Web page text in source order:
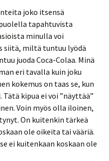
joko itsensä
tapahtuvista
minulla voi
siitä, miltä tuntuu lyödä
juoda Coca-Colaa. Minä
eri tavalla kuin joku
kokemus on taas se, kun
kipua ei voi ”näyttää”
Voin myös olla iloinen,
On kuitenkin tärkeä
ole oikeita tai vääriä.
ei kuitenkaan koskaan ole